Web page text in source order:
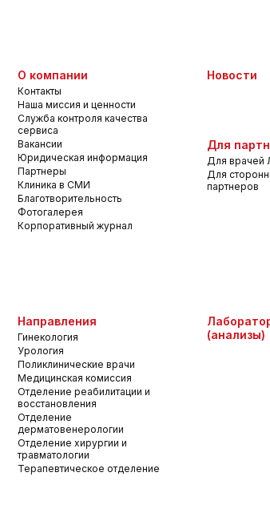
О компании
Контакты
Наша миссия и ценности
Служба контроля качества
сервиса
Вакансии
Юридическая информация
Партнеры
Клиника в СМИ
Благотворительность
Фотогалерея
Корпоративный журнал
Новости
Для
Для врачей
Для
партнеров
Направления
Гинекология
Урология
Поликлинические врачи
Медицинская комиссия
Отделение реабилитации и
восстановления
Отделение
дерматовенерологии
Отделение хирургии и
травматологии
Терапевтическое отделение
(анализы)